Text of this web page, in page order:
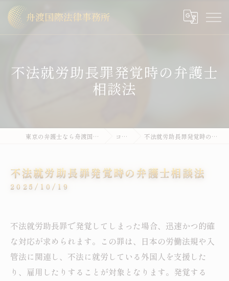
不法就労助長罪発覚時の弁護士
相談法
東京の弁護士なら舟渡国際法律事務所 コラム 不法就労助長罪発覚時の弁護士相談法
不法就労助長罪発覚時の弁護士相談法
2025/10/19
不法就労助長罪で発覚してしまった場合、迅速かつ的確
な対応が求められます。この罪は、日本の労働法規や入
管法に関連し、不法に就労している外国人を支援した
り、雇用したりすることが対象となります。発覚する